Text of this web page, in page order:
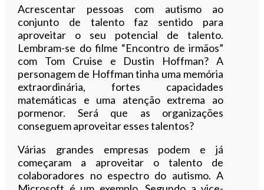
Acrescentar pessoas com autismo ao
conjunto de talento faz sentido para
aproveitar o seu potencial de talento.
Lembram-se do filme “Encontro de irmãos”
com Tom Cruise e Dustin Hoffman? A
personagem de Hoffman tinha uma memória
extraordinária, fortes capacidades
matemáticas e uma atenção extrema ao
pormenor. Será que as organizações
conseguem aproveitar esses talentos?
Várias grandes empresas podem e já
começaram a aproveitar o talento de
colaboradores no espectro do autismo. A